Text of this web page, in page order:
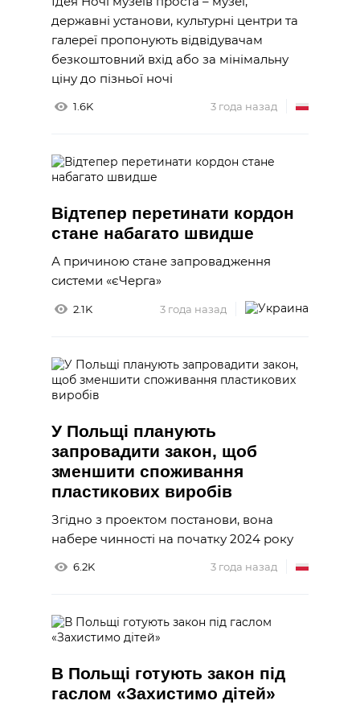
державні установи, культурні центри та
галереї пропонують відвідувачам
безкоштовний вхід або за мінімальну
ціну до пізньої ночі
1.6K 3 года назад
Відтепер перетинати кордон
стане набагато швидше
А причиною стане запровадження
системи «єЧерга»
2.1K 3 года назад
У Польщі планують
запровадити закон, щоб
зменшити споживання
пластикових виробів
Згідно з проектом постанови, вона
набере чинності на початку 2024 року
6.2K 3 года назад
В Польщі готують закон під
гаслом «Захистимо дітей»